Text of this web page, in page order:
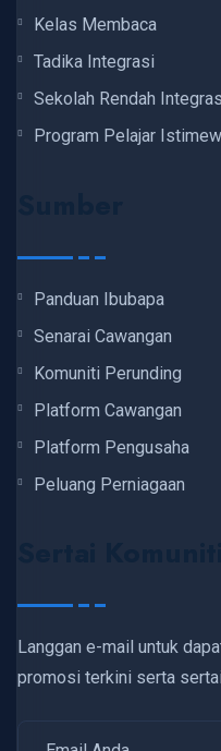
Kelas Membaca
Tadika Integrasi
Sekolah Rendah
Program Pelajar
Panduan Ibubapa
Senarai Cawangan
Komuniti Perunding
Platform Cawangan
Platform Pengusaha
Peluang Perniagaan
Langgan e-mail untuk
promosi terkini serta